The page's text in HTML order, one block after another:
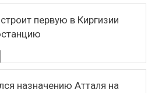
первую в Киргизии
назначению Атталя на